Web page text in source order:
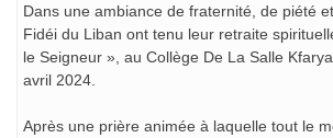
Dans une ambiance de fraternité, de piété
Fidéi du Liban ont tenu leur retraite
le Seigneur », au Collège De La Salle
avril 2024.
Après une prière animée à laquelle tout le